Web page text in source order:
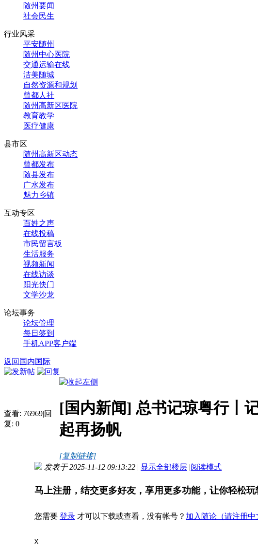
随州要闻
社会民生
行业风采
平安随州
随州中心医院
交通运输在线
洁美随城
自然资源和规划
曾都人社
随州高新区医院
教育教学
医疗健康
县市区
随州高新区动态
曾都发布
随县发布
广水发布
魅力乡镇
互动专区
百姓之声
在线投稿
市民留言板
生活服务
视频新闻
在线访谈
阳光快门
文学沙龙
论坛事务
论坛管理
每日签到
手机APP客户端
返回国内国际
查看: 76969|回
复: 0
[国内新闻] 总书记琼粤行丨
起再扬帆
[复制链接]
发表于 2025-11-12 09:13:22 | 显示全部楼层 |阅读模式
马上注册，结交更多好友，享用更多功能，让你轻松玩
您需要 登录 才可以下载或查看，没有帐号？ 加入随论（请注册中
x